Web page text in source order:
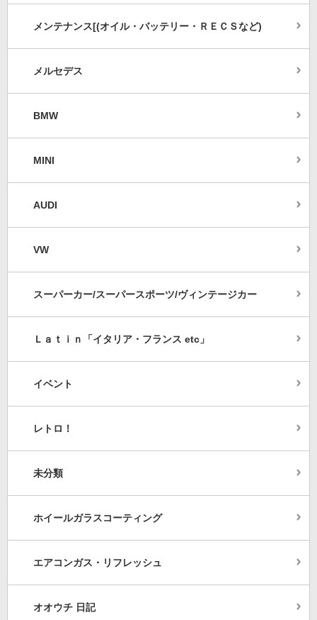
メンテナンス[(オイル・バッテリー・ＲＥＣＳなど)
メルセデス
BMW
MINI
AUDI
VW
スーパーカー/スーパースポーツ/ヴィンテージカー
Ｌａｔｉｎ「イタリア・フランス etc」
イベント
レトロ！
未分類
ホイールガラスコーティング
エアコンガス・リフレッシュ
オオウチ 日記